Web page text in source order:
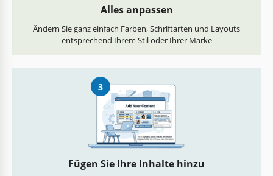
Alles anpassen
Ändern Sie ganz einfach Farben, Schriftarten und Layouts
entsprechend Ihrem Stil oder Ihrer Marke
3
Fügen Sie Ihre Inhalte hinzu